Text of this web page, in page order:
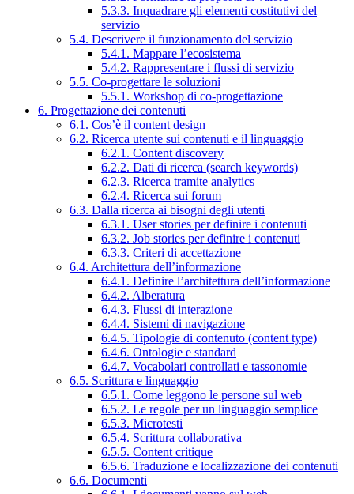
5.3.3. Inquadrare gli elementi costitutivi del
servizio
5.4. Descrivere il funzionamento del servizio
5.4.1. Mappare l’ecosistema
5.4.2. Rappresentare i flussi di servizio
5.5. Co-progettare le soluzioni
5.5.1. Workshop di co-progettazione
6. Progettazione dei contenuti
6.1. Cos’è il content design
6.2. Ricerca utente sui contenuti e il linguaggio
6.2.1. Content discovery
6.2.2. Dati di ricerca (search keywords)
6.2.3. Ricerca tramite analytics
6.2.4. Ricerca sui forum
6.3. Dalla ricerca ai bisogni degli utenti
6.3.1. User stories per definire i contenuti
6.3.2. Job stories per definire i contenuti
6.3.3. Criteri di accettazione
6.4. Architettura dell’informazione
6.4.1. Definire l’architettura dell’informazione
6.4.2. Alberatura
6.4.3. Flussi di interazione
6.4.4. Sistemi di navigazione
6.4.5. Tipologie di contenuto (content type)
6.4.6. Ontologie e standard
6.4.7. Vocabolari controllati e tassonomie
6.5. Scrittura e linguaggio
6.5.1. Come leggono le persone sul web
6.5.2. Le regole per un linguaggio semplice
6.5.3. Microtesti
6.5.4. Scrittura collaborativa
6.5.5. Content critique
6.5.6. Traduzione e localizzazione dei contenuti
6.6. Documenti